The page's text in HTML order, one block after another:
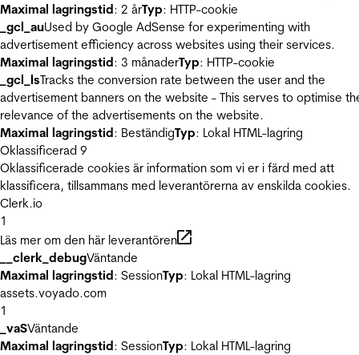
Maximal lagringstid: 2 årTyp: HTTP-cookie
_gcl_auUsed by Google AdSense for experimenting with
advertisement efficiency across websites using their services.
Maximal lagringstid: 3 månaderTyp: HTTP-cookie
_gcl_lsTracks the conversion rate between the user and the
advertisement banners on the website - This serves to optimise
relevance of the advertisements on the website.
Maximal lagringstid: BeständigTyp: Lokal HTML-lagring
Oklassificerad 9
Oklassificerade cookies är information som vi er i färd med att
klassificera, tillsammans med leverantörerna av enskilda cookies.
Clerk.io
1
Läs mer om den här leverantören
__clerk_debugVäntande
Maximal lagringstid: SessionTyp: Lokal HTML-lagring
assets.voyado.com
1
_vaSVäntande
Maximal lagringstid: SessionTyp: Lokal HTML-lagring